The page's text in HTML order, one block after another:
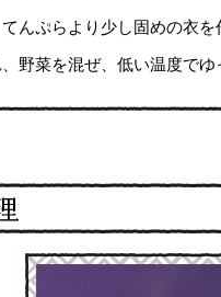
んぷらより少し固めの衣を
野菜を混ぜ、低い温度でゆ